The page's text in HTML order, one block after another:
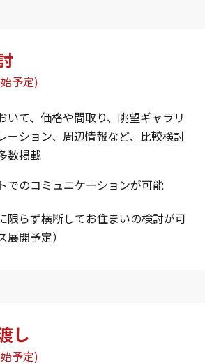
予定)
いて、価格や間取り、眺望ギャラリ
ーション、周辺情報など、比較検討
数掲載
でのコミュニケーションが可能
限らず横断してお住まいの検討が可
展開予定）
し
予定)